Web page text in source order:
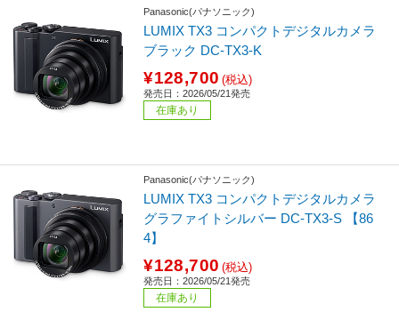
Panasonic(パナソニック)
LUMIX TX3 コンパクトデジタルカメラ
ブラック DC-TX3-K
¥128,700 (税込)
発売日：2026/05/21発売
在庫あり
Panasonic(パナソニック)
LUMIX TX3 コンパクトデジタルカメラ
グラファイトシルバー DC-TX3-S 【86
4】
¥128,700 (税込)
発売日：2026/05/21発売
在庫あり